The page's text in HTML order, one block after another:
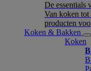
De essentials
Van koken tot
producten
Koken & Bakken
Koken